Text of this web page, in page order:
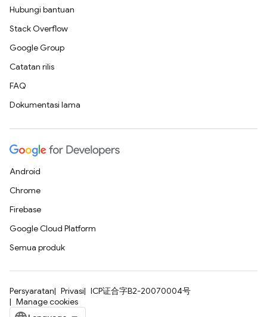
Hubungi bantuan
Stack Overflow
Google Group
Catatan rilis
FAQ
Dokumentasi lama
Android
Chrome
Firebase
Google Cloud Platform
Semua produk
Persyaratan Privasi
ICP证合字B2-20070004号
Manage cookies